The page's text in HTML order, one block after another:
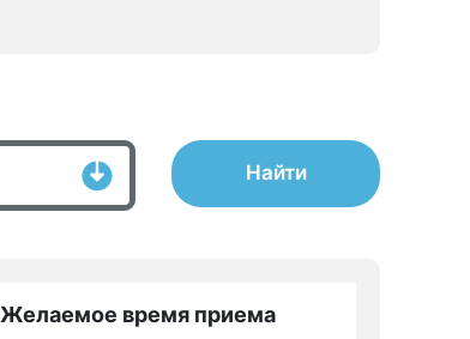
Найти
Желаемое время приема